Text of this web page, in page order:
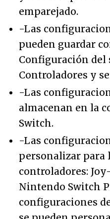
emparejado.
-Las
pueden guardar
Configuración del
Controladores y
-Las
almacenan en la
Switch.
-Las
personalizar para
controladores:
Nintendo Switch
configuraciones